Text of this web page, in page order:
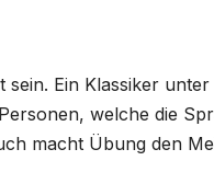
Ein Klassiker unter
welche die
macht Übung den